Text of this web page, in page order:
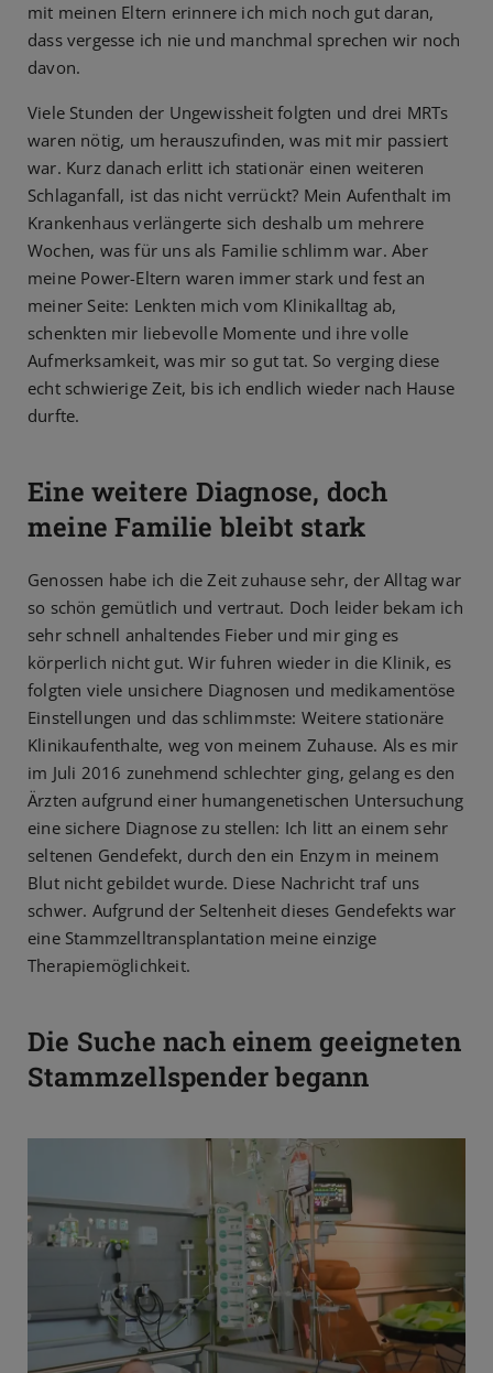
mit meinen Eltern erinnere ich mich noch gut daran,
dass vergesse ich nie und manchmal sprechen wir noch
davon.
Viele Stunden der Ungewissheit folgten und drei MRTs
waren nötig, um herauszufinden, was mit mir passiert
war. Kurz danach erlitt ich stationär einen weiteren
Schlaganfall, ist das nicht verrückt? Mein Aufenthalt im
Krankenhaus verlängerte sich deshalb um mehrere
Wochen, was für uns als Familie schlimm war. Aber
meine Power-Eltern waren immer stark und fest an
meiner Seite: Lenkten mich vom Klinikalltag ab,
schenkten mir liebevolle Momente und ihre volle
Aufmerksamkeit, was mir so gut tat. So verging diese
echt schwierige Zeit, bis ich endlich wieder nach Hause
durfte.
Eine weitere Diagnose, doch
meine Familie bleibt stark
Genossen habe ich die Zeit zuhause sehr, der Alltag war
so schön gemütlich und vertraut. Doch leider bekam ich
sehr schnell anhaltendes Fieber und mir ging es
körperlich nicht gut. Wir fuhren wieder in die Klinik, es
folgten viele unsichere Diagnosen und medikamentöse
Einstellungen und das schlimmste: Weitere stationäre
Klinikaufenthalte, weg von meinem Zuhause. Als es mir
im Juli 2016 zunehmend schlechter ging, gelang es den
Ärzten aufgrund einer humangenetischen Untersuchung
eine sichere Diagnose zu stellen: Ich litt an einem sehr
seltenen Gendefekt, durch den ein Enzym in meinem
Blut nicht gebildet wurde. Diese Nachricht traf uns
schwer. Aufgrund der Seltenheit dieses Gendefekts war
eine Stammzelltransplantation meine einzige
Therapiemöglichkeit.
Die Suche nach einem geeigneten
Stammzellspender begann